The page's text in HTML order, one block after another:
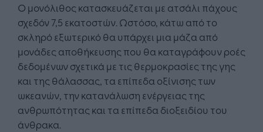
Ο μονόλιθος κατασκευάζεται με ατσάλι πάχους
σχεδόν 7,5 εκατοστών. Ωστόσο, κάτω από το
σκληρό εξωτερικό θα υπάρχει μια μάζα από
μονάδες αποθήκευσης που θα καταγράφουν ροές
δεδομένων σχετικά με τις θερμοκρασίες της γης
και της θάλασσας, τα επίπεδα οξίνισης των
ωκεανών, την κατανάλωση ενέργειας της
ανθρωπότητας και τα επίπεδα διοξειδίου του
άνθρακα.